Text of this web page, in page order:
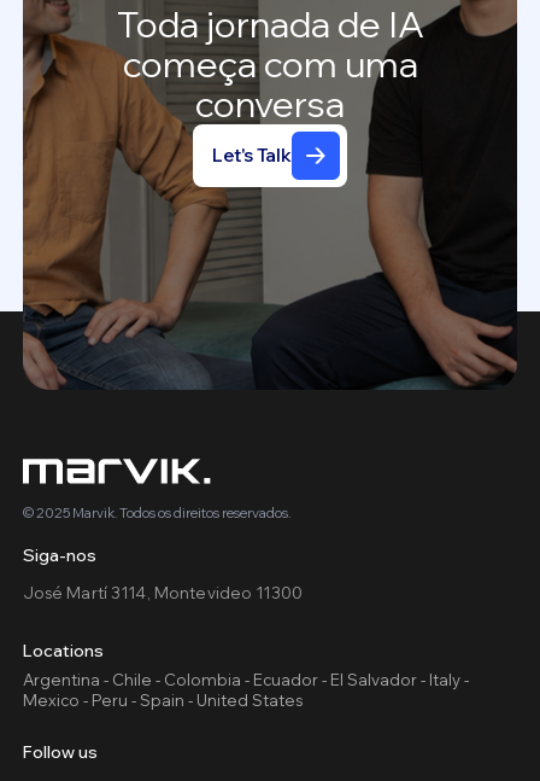
Todajornada de IA
começa com uma
conversa
Let's Talk
© 2025 Marvik. Todos os direitos reservados.
Siga-nos
José Martí 3114, Montevideo 11300
Locations
Argentina - Chile - Colombia - Ecuador - El Salvador - Italy -
Mexico - Peru - Spain - United States
Follow us